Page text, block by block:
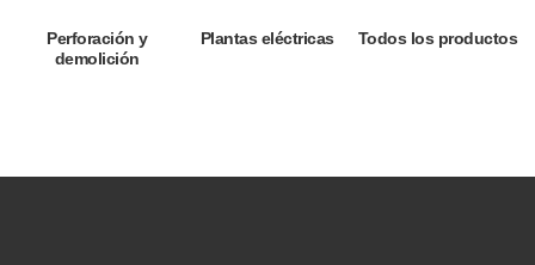
Perforación y
demolición
Plantas eléctricas Todos los productos